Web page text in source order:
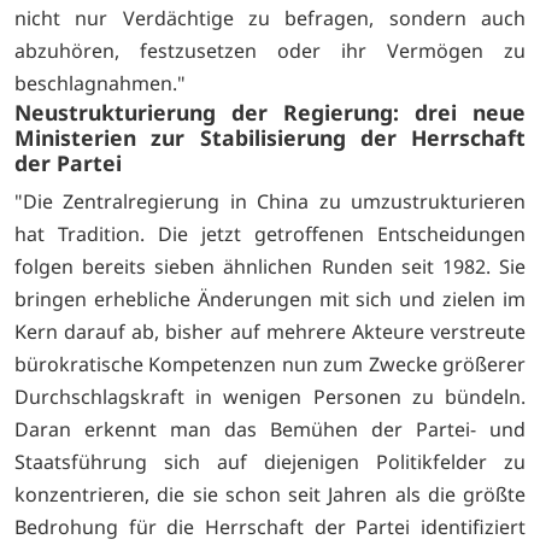
nicht nur Verdächtige zu befragen, sondern auch
abzuhören, festzusetzen oder ihr Vermögen zu
beschlagnahmen."
Neustrukturierung der Regierung: drei neue
Ministerien zur Stabilisierung der Herrschaft
der Partei
"Die Zentralregierung in China zu umzustrukturieren
hat Tradition. Die jetzt getroffenen Entscheidungen
folgen bereits sieben ähnlichen Runden seit 1982. Sie
bringen erhebliche Änderungen mit sich und zielen im
Kern darauf ab, bisher auf mehrere Akteure verstreute
bürokratische Kompetenzen nun zum Zwecke größerer
Durchschlagskraft in wenigen Personen zu bündeln.
Daran erkennt man das Bemühen der Partei- und
Staatsführung sich auf diejenigen Politikfelder zu
konzentrieren, die sie schon seit Jahren als die größte
Bedrohung für die Herrschaft der Partei identifiziert